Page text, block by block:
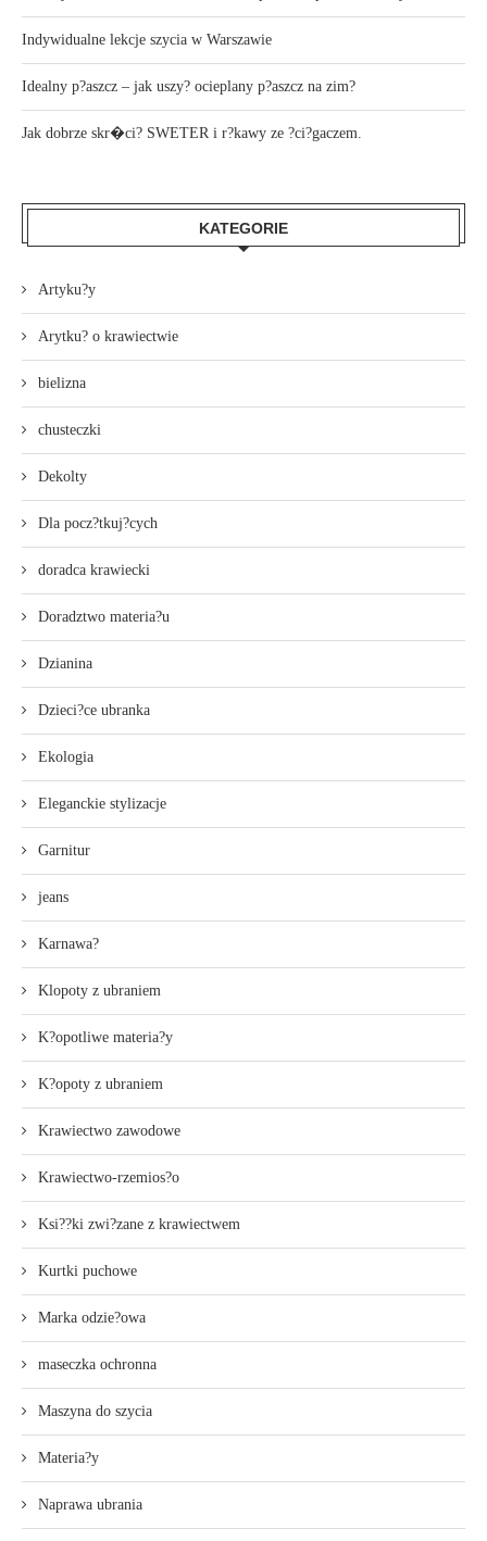
Indywidualne lekcje szycia w Warszawie
Idealny p?aszcz – jak uszy? ocieplany p?aszcz na zim?
Jak dobrze skr�ci? SWETER i r?kawy ze ?ci?gaczem.
KATEGORIE
Artyku?y
Arytku? o krawiectwie
bielizna
chusteczki
Dekolty
Dla pocz?tkuj?cych
doradca krawiecki
Doradztwo materia?u
Dzianina
Dzieci?ce ubranka
Ekologia
Eleganckie stylizacje
Garnitur
jeans
Karnawa?
Klopoty z ubraniem
K?opotliwe materia?y
K?opoty z ubraniem
Krawiectwo zawodowe
Krawiectwo-rzemios?o
Ksi??ki zwi?zane z krawiectwem
Kurtki puchowe
Marka odzie?owa
maseczka ochronna
Maszyna do szycia
Materia?y
Naprawa ubrania